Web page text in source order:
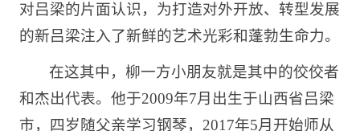
对吕梁的片面认识，为打造对外开放、转型发展
的新吕梁注入了新鲜的艺术光彩和蓬勃生命力。
在这其中，柳一方小朋友就是其中的佼佼者
和杰出代表。他于2009年7月出生于山西省吕梁
市，四岁随父亲学习钢琴，2017年5月开始师从